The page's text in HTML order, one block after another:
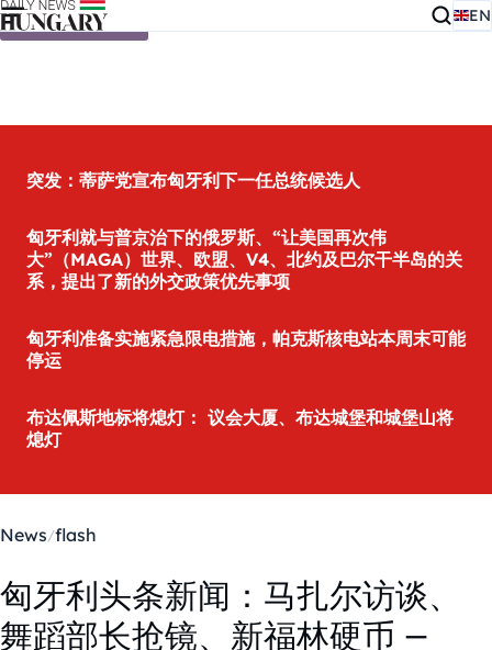
Skip to content EN
突发：蒂萨党宣布匈牙利下一任总统候选人
匈牙利就与普京治下的俄罗斯、“让美国再次伟
大”（MAGA）世界、欧盟、V4、北约及巴尔干半岛的关
系，提出了新的外交政策优先事项
匈牙利准备实施紧急限电措施，帕克斯核电站本周末可能
停运
布达佩斯地标将熄灯： 议会大厦、布达城堡和城堡山将
熄灯
News flash
匈牙利头条新闻：马扎尔访谈、
舞蹈部长抢镜、新福林硬币 –